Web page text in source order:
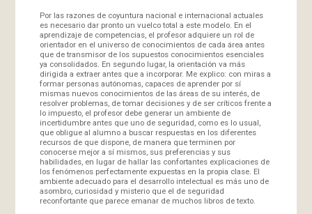
Por las razones de coyuntura nacional e internacional actuales
es necesario dar pronto un vuelco total a este modelo. En el
aprendizaje de competencias, el profesor adquiere un rol de
orientador en el universo de conocimientos de cada área antes
que de transmisor de los supuestos conocimientos esenciales
ya consolidados. En segundo lugar, la orientación va más
dirigida a extraer antes que a incorporar. Me explico: con miras a
formar personas autónomas, capaces de aprender por sí
mismas nuevos conocimientos de las áreas de su interés, de
resolver problemas, de tomar decisiones y de ser críticos frente a
lo impuesto, el profesor debe generar un ambiente de
incertidumbre antes que uno de seguridad, como es lo usual,
que obligue al alumno a buscar respuestas en los diferentes
recursos de que dispone, de manera que terminen por
conocerse mejor a sí mismos, sus preferencias y sus
habilidades, en lugar de hallar las confortantes explicaciones de
los fenómenos perfectamente expuestas en la propia clase. El
ambiente adecuado para el desarrollo intelectual es más uno de
asombro, curiosidad y misterio que el de seguridad
reconfortante que parece emanar de muchos libros de texto.